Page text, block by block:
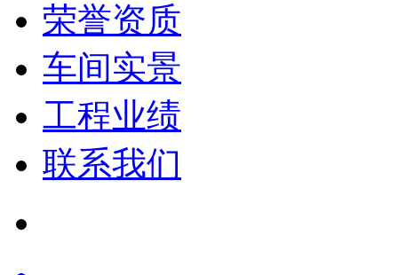
荣誉资质
车间实景
工程业绩
联系我们